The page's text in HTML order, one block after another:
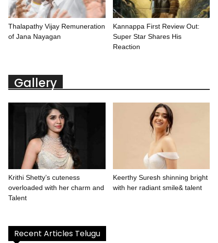
Thalapathy Vijay Remuneration
of Jana Nayagan
Kannappa First Review Out:
Super Star Shares His
Reaction
Gallery
Krithi Shetty’s cuteness
overloaded with her charm and
Talent
Keerthy Suresh shinning bright
with her radiant smile& talent
Recent Articles Telugu